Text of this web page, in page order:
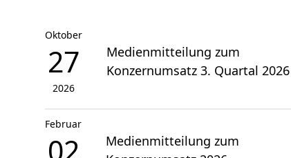
Oktober
27
2026
Medienmitteilung zum
Konzernumsatz 3. Quartal 2026
Februar
Medienmitteilung zum